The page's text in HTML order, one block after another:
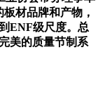
材品牌和产物，
ENF级尺度。总
美的质量节制系